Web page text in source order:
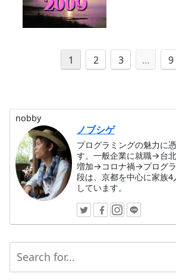
1 2 3 … 9
nobby
ノブシゲ
プログラミングの魅力に
す。一般企業に就職→台
増加→コロナ禍→プログ
段は、京都を中心に家族
しています。